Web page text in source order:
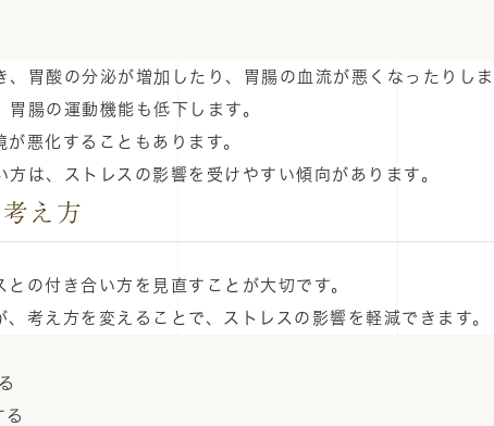
、胃酸の分泌が増加したり、胃腸の血流が悪くなったりしま
腸の運動機能も低下します。
悪化することもあります。
は、ストレスの影響を受けやすい傾向があります。
え方
の付き合い方を見直すことが大切です。
考え方を変えることで、ストレスの影響を軽減できます。
る